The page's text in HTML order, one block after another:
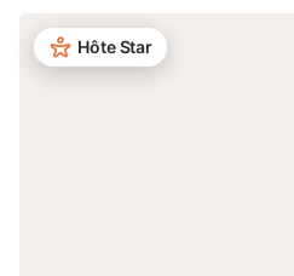
à Saint-Aulaye, profitez des
jouets et des livres pour enfants.
place. Les animaux de compagnie
Hôte Star